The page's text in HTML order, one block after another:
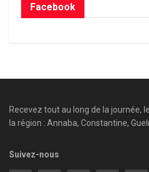
Facebook
Recevez tout au long de la journée,
la région : Annaba, Constantine,
Suivez-nous